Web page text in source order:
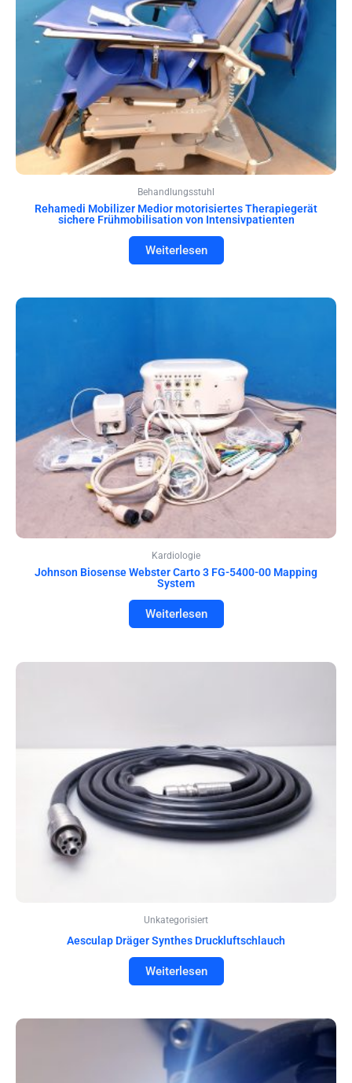
Behandlungsstuhl
Rehamedi Mobilizer Medior motorisiertes Therapiegerät
sichere Frühmobilisation von Intensivpatienten
Weiterlesen
Kardiologie
Johnson Biosense Webster Carto 3 FG-5400-00 Mapping
System
Weiterlesen
Unkategorisiert
Aesculap Dräger Synthes Druckluftschlauch
Weiterlesen